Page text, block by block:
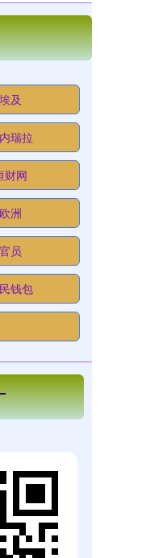
埃及
瑞拉
财网
欧洲
官员
钱包